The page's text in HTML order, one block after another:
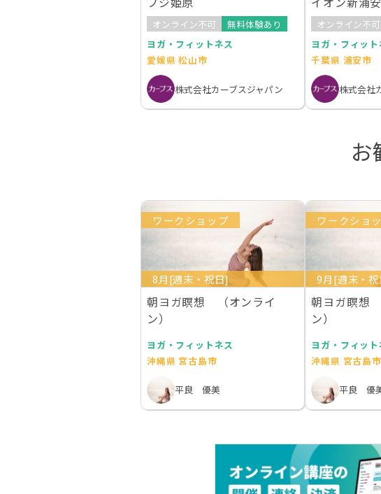
オンライン不可
無料体験あり
ヨガ・フィットネス
愛媛県 松山市
株式会社カーブスジャパン
オンライン不可
ヨガ・フィット
千葉県 浦安市
株式会社
お
ワークショップ
8月[週末・祝日]
朝ヨガ瞑想 （オンライ
ン）
ヨガ・フィットネス
沖縄県 宮古島市
平良 優美
ワークショ
9月[週末・
朝ヨガ瞑想
ン）
ヨガ・フィット
沖縄県 宮古島市
平良 優